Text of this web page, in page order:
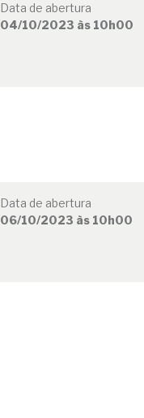
Data de abertura
04/10/2023 às 10h00
Data de abertura
06/10/2023 às 10h00